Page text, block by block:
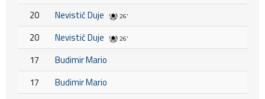
20
Nevistić Duje 26'
20 Nevistić Duje 26'
17
Budimir Mario
17
Budimir Mario